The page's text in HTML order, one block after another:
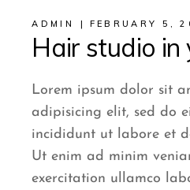
ADMIN FEBRUARY 5,
Hair studio
Lorem ipsum dolor sit
adipisicing elit, sed do
incididunt ut labore et
Ut enim ad minim
exercitation ullamco